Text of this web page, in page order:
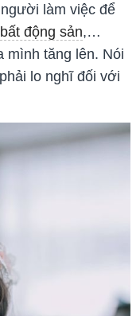
làm việc để
bất động sản,…
mình tăng lên. Nói
lo nghĩ đối với